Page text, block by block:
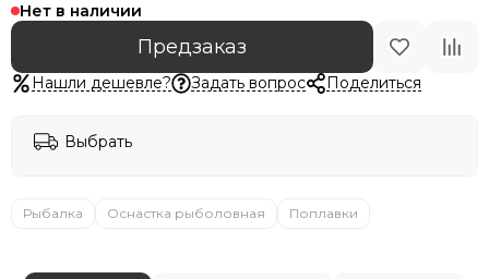
Нет в наличии
Предзаказ
Нашли дешевле? Задать вопрос Поделиться
Выбрать
Рыбалка Оснастка рыболовная Поплавки